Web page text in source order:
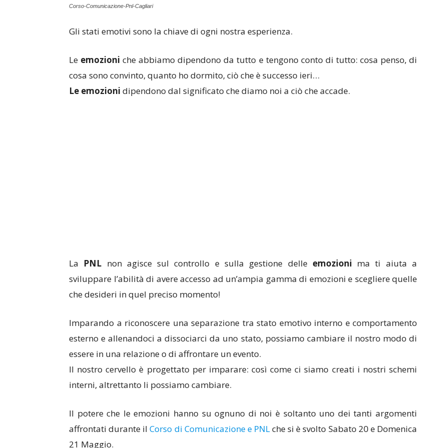
Corso-Comunicazione-Pnl-Cagliari
Gli stati emotivi sono la chiave di ogni nostra esperienza.
Le emozioni che abbiamo dipendono da tutto e tengono conto di tutto: cosa penso, di
cosa sono convinto, quanto ho dormito, ciò che è successo ieri…
Le emozioni dipendono dal significato che diamo noi a ciò che accade.
La PNL non agisce sul controllo e sulla gestione delle emozioni ma ti aiuta a
sviluppare l’abilità di avere accesso ad un’ampia gamma di emozioni e scegliere quelle
che desideri in quel preciso momento!
Imparando a riconoscere una separazione tra stato emotivo interno e comportamento
esterno e allenandoci a dissociarci da uno stato, possiamo cambiare il nostro modo di
essere in una relazione o di affrontare un evento.
Il nostro cervello è progettato per imparare: così come ci siamo creati i nostri schemi
interni, altrettanto li possiamo cambiare.
Il potere che le emozioni hanno su ognuno di noi è soltanto uno dei tanti argomenti
affrontati durante ilCorso di Comunicazione e PNLche si è svolto Sabato 20 e Domenica
21 Maggio.